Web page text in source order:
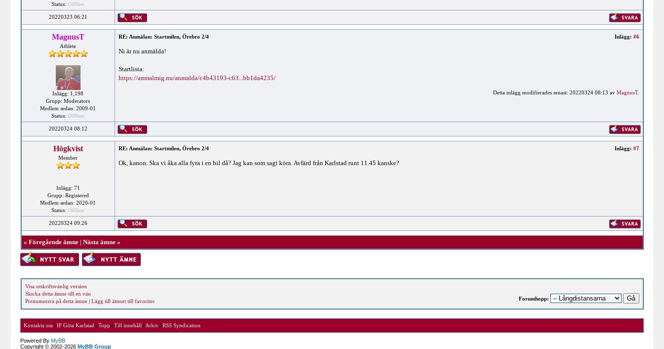
Status: Offline
20220323 06:21
MagnusT
Athlete
Inlägg: 1,198
Grupp: Moderators
Medlem sedan: 2009-01
Status: Offline
Inlägg: #6
RE: Anmälan: Startmilen, Örebro 2/4
Ni är nu anmälda!
Startlista:
https://anmalmig.nu/anmalda/c4b43193-c63...bb1da4235/
Detta inlägg modifierades senast: 20220324 08:13 av MagnusT.
20220324 08:12
Högkvist
Member
Inlägg: 71
Grupp: Registered
Medlem sedan: 2020-01
Status: Offline
Inlägg: #7
RE: Anmälan: Startmilen, Örebro 2/4
Ok, kanon. Ska vi åka alla fyra i en bil då? Jag kan som sagt köra. Avfärd från Karlstad runt 11.45 kanske?
20220324 09:26
« Föregående ämne| Nästa ämne»
Visa utskriftsvänlig version
Skicka detta ämne till en vän
Prenumerera på detta ämne| Lägg till ämnet till favoriter Forumhopp:
Kontakta oss |IF Göta Karlstad |Topp |Till innehåll | Arkiv |RSS Syndication
Powered ByMyBB
Copyright © 2002-2026MyBB Group